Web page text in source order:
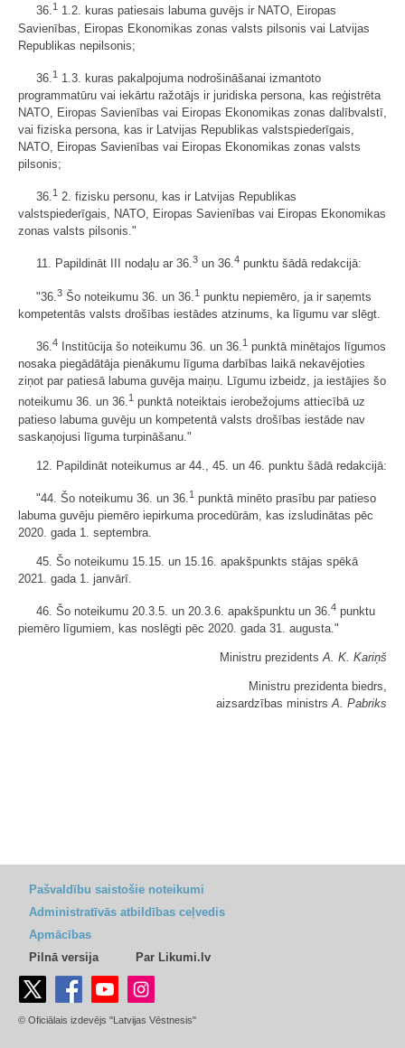
36.1
1.2. kuras patiesais labuma guvējs ir NATO, Eiropas
Savienības, Eiropas Ekonomikas zonas valsts pilsonis vai Latvijas
Republikas nepilsonis;
36. 1 1.3. kuras pakalpojuma nodrošināšanai izmantoto
programmatūru vai iekārtu ražotājs ir juridiska persona, kas reģistrēta
NATO, Eiropas Savienības vai Eiropas Ekonomikas zonas dalībvalstī,
vai fiziska persona, kas ir Latvijas Republikas valstspiederīgais,
NATO, Eiropas Savienības vai Eiropas Ekonomikas zonas valsts
pilsonis;
36.1 2. fizisku personu, kas ir Latvijas Republikas
valstspiederīgais, NATO, Eiropas Savienības vai Eiropas Ekonomikas
zonas valsts pilsonis."
11. Papildināt III nodaļu ar 36.3 un 36.4 punktu šādā redakcijā:
"36. 3 Šo noteikumu 36. un 36. 1 punktu nepiemēro, ja ir saņemts
kompetentās valsts drošības iestādes atzinums, ka līgumu var slēgt.
36.4 Institūcija šo noteikumu 36. un 36.1 punktā minētajos līgumos
nosaka piegādātāja pienākumu līguma darbības laikā nekavējoties
ziņot par patiesā labuma guvēja maiņu. Līgumu izbeidz, ja iestājies šo
noteikumu 36. un 36.1 punktā noteiktais ierobežojums attiecībā uz
patieso labuma guvēju un kompetentā valsts drošības iestāde nav
saskaņojusi līguma turpināšanu."
12. Papildināt noteikumus ar 44., 45. un 46. punktu šādā redakcijā:
"44. Šo noteikumu 36. un 36. 1 punktā minēto prasību par patieso
labuma guvēju piemēro iepirkuma procedūrām, kas izsludinātas pēc
2020. gada 1. septembra.
45. Šo noteikumu 15.15. un 15.16. apakšpunkts stājas spēkā
2021. gada 1. janvārī.
46. Šo noteikumu 20.3.5. un 20.3.6. apakšpunktu un 36.4 punktu
piemēro līgumiem, kas noslēgti pēc 2020. gada 31. augusta."
Ministru prezidentsA. K. Kariņš
Ministru prezidenta biedrs,
aizsardzības ministrsA. Pabriks
Pašvaldību saistošie noteikumi
Administratīvās atbildības ceļvedis
Apmācības
Pilnā versija
Par Likumi.lv
© Oficiālais izdevējs "Latvijas Vēstnesis"